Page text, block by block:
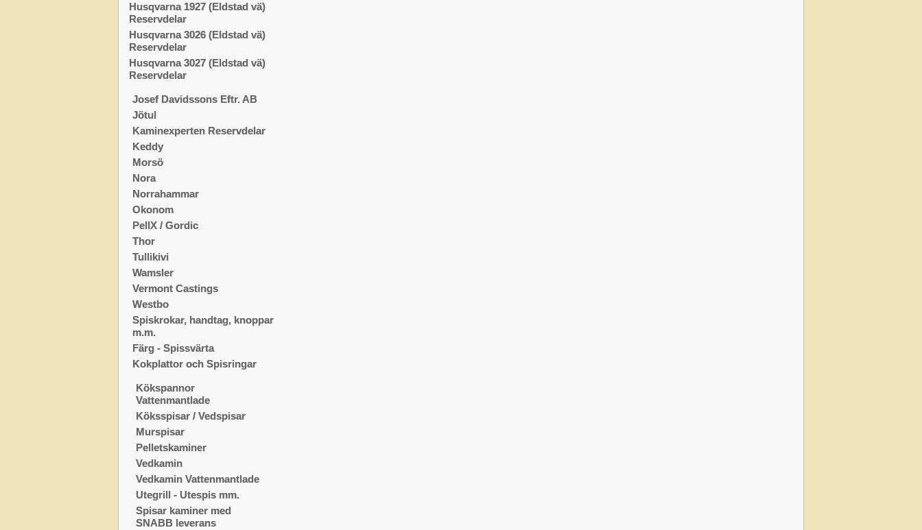
Husqvarna 1927 (Eldstad vä)
Reservdelar
Husqvarna 3026 (Eldstad vä)
Reservdelar
Husqvarna 3027 (Eldstad vä)
Reservdelar
Josef Davidssons Eftr. AB
Jötul
Kaminexperten Reservdelar
Keddy
Morsö
Nora
Norrahammar
Okonom
PellX / Gordic
Thor
Tullikivi
Wamsler
Vermont Castings
Westbo
Spiskrokar, handtag, knoppar
m.m.
Färg - Spissvärta
Kokplattor och Spisringar
Kökspannor
Vattenmantlade
Köksspisar / Vedspisar
Murspisar
Pelletskaminer
Vedkamin
Vedkamin Vattenmantlade
Utegrill - Utespis mm.
Spisar kaminer med
SNABB leverans